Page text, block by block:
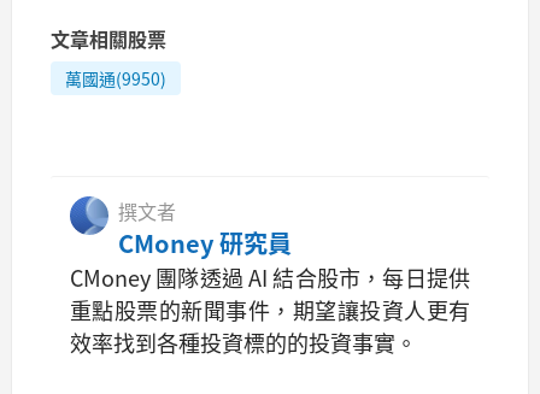
文章相關股票
萬國通(9950)
撰文者
CMoney 研究員
CMoney 團隊透過 AI 結合股市，每日提供
重點股票的新聞事件，期望讓投資人更有
效率找到各種投資標的的投資事實。